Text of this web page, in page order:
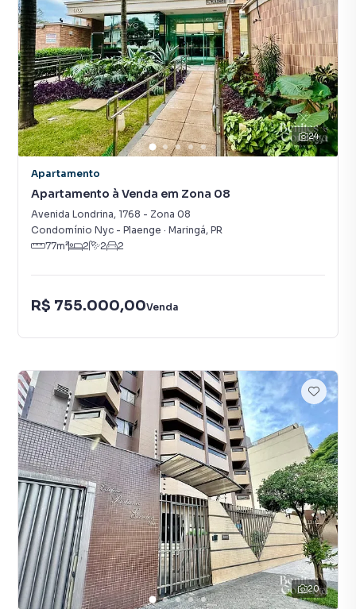
24
Apartamento
Apartamento à Venda em Zona 08
Avenida Londrina, 1768 - Zona 08
Condomínio Nyc - Plaenge · Maringá, PR
77m² 2 2 2
R$ 755.000,00Venda
20